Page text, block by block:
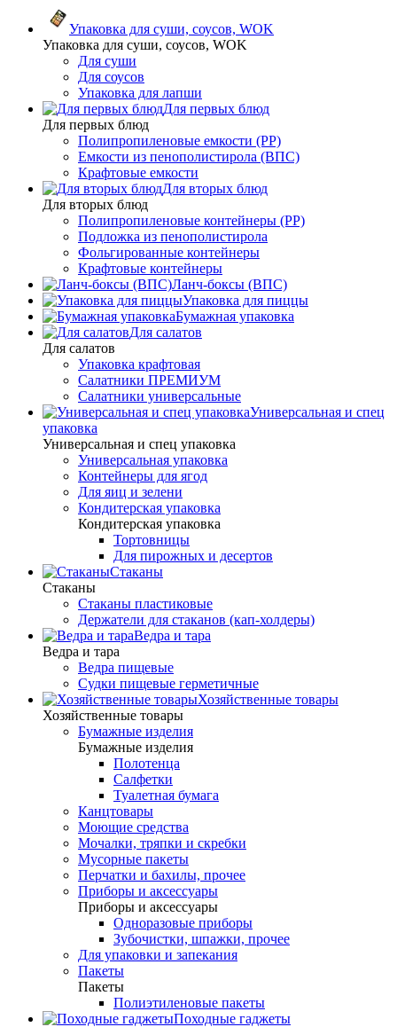
Упаковка для суши, соусов, WOK
Упаковка для суши, соусов, WOK
Для суши
Для соусов
Упаковка для лапши
Для первых блюд
Для первых блюд
Полипропиленовые емкости (PP)
Емкости из пенополистирола (ВПС)
Крафтовые емкости
Для вторых блюд
Для вторых блюд
Полипропиленовые контейнеры (PP)
Подложка из пенополистирола
Фольгированные контейнеры
Крафтовые контейнеры
Ланч-боксы (ВПС)
Упаковка для пиццы
Бумажная упаковка
Для салатов
Для салатов
Упаковка крафтовая
Салатники ПРЕМИУМ
Салатники универсальные
Универсальная и спец
упаковка
Универсальная и спец упаковка
Универсальная упаковка
Контейнеры для ягод
Для яиц и зелени
Кондитерская упаковка
Кондитерская упаковка
Тортовницы
Для пирожных и десертов
Стаканы
Стаканы
Стаканы пластиковые
Держатели для стаканов (кап-холдеры)
Ведра и тара
Ведра и тара
Ведра пищевые
Судки пищевые герметичные
Хозяйственные товары
Хозяйственные товары
Бумажные изделия
Бумажные изделия
Полотенца
Салфетки
Туалетная бумага
Канцтовары
Моющие средства
Мочалки, тряпки и скребки
Мусорные пакеты
Перчатки и бахилы, прочее
Приборы и аксессуары
Приборы и аксессуары
Одноразовые приборы
Зубочистки, шпажки, прочее
Для упаковки и запекания
Пакеты
Пакеты
Полиэтиленовые пакеты
Походные гаджеты